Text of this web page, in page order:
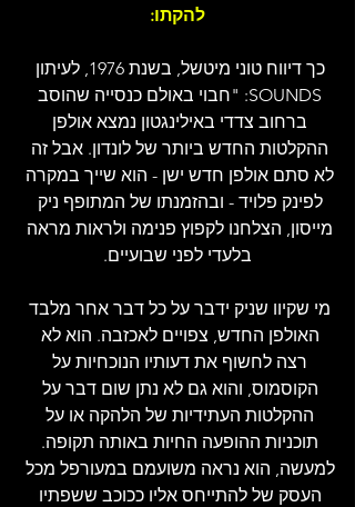
להקתו:
כך דיווח טוני מיטשל, בשנת 1976, לעיתון
SOUNDS: "חבוי באולם כנסייה שהוסב
ברחוב צדדי באילינגטון נמצא אולפן
ההקלטות החדש ביותר של לונדון. אבל זה
לא סתם אולפן חדש ישן - הוא שייך במקרה
לפינק פלויד - ובהזמנתו של המתופף ניק
מייסון, הצלחנו לקפוץ פנימה ולראות מראה
בלעדי לפני שבועיים.
מי שקיוו שניק ידבר על כל דבר אחר מלבד
האולפן החדש, צפויים לאכזבה. הוא לא
רצה לחשוף את דעותיו הנוכחיות על
הקוסמוס, והוא גם לא נתן שום דבר על
ההקלטות העתידיות של הלהקה או על
תוכניות ההופעה החיות באותה תקופה.
למעשה, הוא נראה משועמם במעורפל מכל
העסק של להתייחס אליו ככוכב ששפתיו